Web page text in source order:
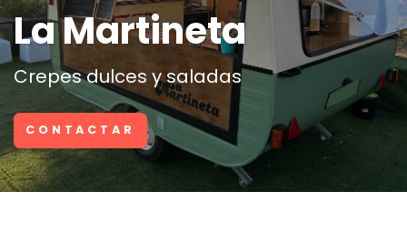
La Martineta
Crepes dulces y saladas
CONTACTAR